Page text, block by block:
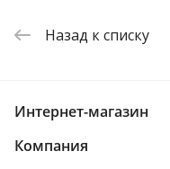
Назад к списку
Интернет-магазин
Компания